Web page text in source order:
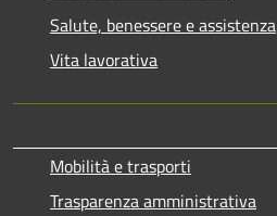
Salute, benessere e assistenza
Vita lavorativa
Mobilità e trasporti
Trasparenza amministrativa